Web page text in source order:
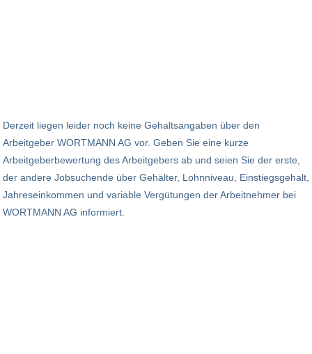
Derzeit liegen leider noch keine Gehaltsangaben über den
Arbeitgeber WORTMANN AG vor. Geben Sie eine kurze
Arbeitgeberbewertung des Arbeitgebers ab und seien Sie der erste,
der andere Jobsuchende über Gehälter, Lohnniveau, Einstiegsgehalt,
Jahreseinkommen und variable Vergütungen der Arbeitnehmer bei
WORTMANN AG informiert.